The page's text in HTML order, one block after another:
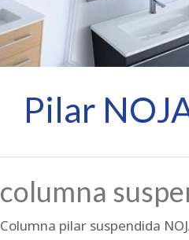
Pilar
columna
Columna pilar suspendida